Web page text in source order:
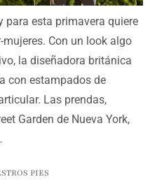
para esta primavera quiere
Con un look algo
la diseñadora británica
con estampados de
Las prendas,
Garden de Nueva York,
PIES